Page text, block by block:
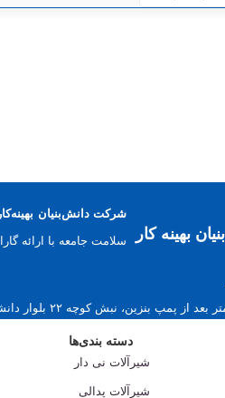
بهینه کار
شرکت دانش‌بنیان
سلامت جامعه با ارائه
دسته بندی‌ها
شیرآلات نی دار
شیرآلات پدالی